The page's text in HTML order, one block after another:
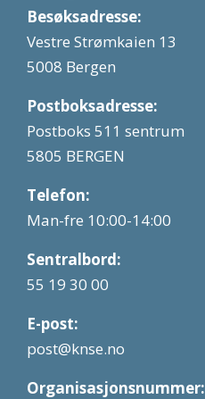
Besøksadresse:
Vestre Strømkaien 13
5008 Bergen
Postboksadresse:
Postboks 511 sentrum
5805 BERGEN
Telefon:
Man-fre 10:00-14:00
Sentralbord:
55 19 30 00
E-post:
post@knse.no
Organisasjonsnummer: